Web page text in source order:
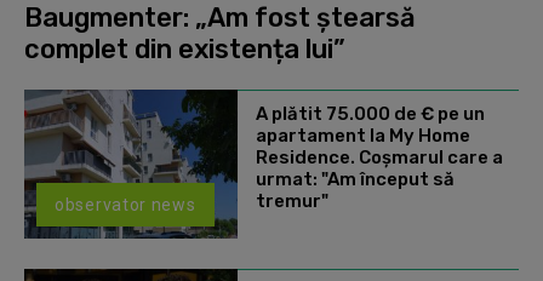
Baugmenter: „Am fost ștearsă
complet din existența lui”
observator news
A plătit 75.000 de € pe un
apartament la My Home
Residence. Coşmarul care a
urmat: "Am început să
tremur"